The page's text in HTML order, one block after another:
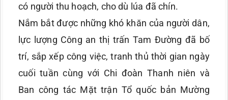
có người thu hoạch, cho dù lúa đã chín.
Nắm bắt được những khó khăn của người dân,
lực lượng Công an thị trấn Tam Đường đã bố
trí, sắp xếp công việc, tranh thủ thời gian ngày
cuối tuần cùng với Chi đoàn Thanh niên và
Ban công tác Mặt trận Tổ quốc bản Mường